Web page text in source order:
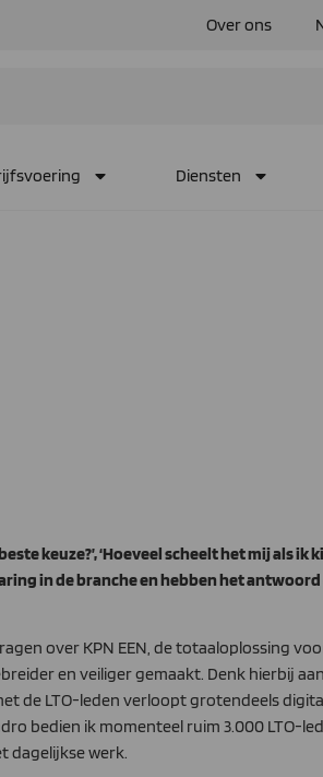
Over ons
Diensten
keuze?’, ‘Hoeveel scheelt het mij als
in de branche en hebben het
over KPN EEN, de totaaloplossing
en veiliger gemaakt. Denk hierbij
de LTO-leden verloopt grotendeels
bedien ik momenteel ruim 3.000 LTO-
dagelijkse werk.